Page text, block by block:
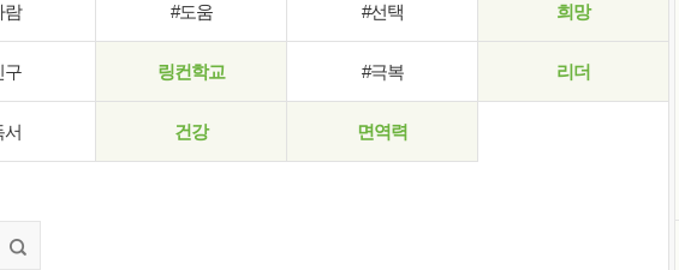
람 #도움 #선택 희망
구 링컨학교 #극복 리더
서 건강 면역력